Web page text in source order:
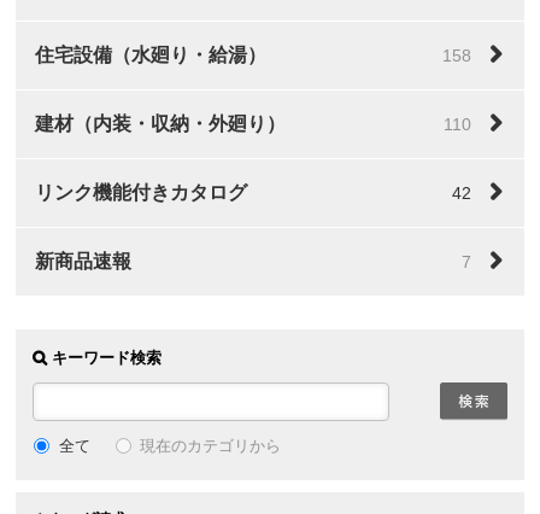
住宅設備（水廻り・給湯） 158
建材（内装・収納・外廻り） 110
リンク機能付きカタログ 42
新商品速報 7
キーワード検索
全て 現在のカテゴリから